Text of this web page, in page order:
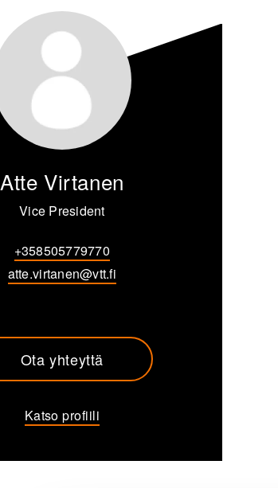
Atte Virtanen
Vice President
+358505779770
atte.virtanen@vtt.fi
Ota yhteyttä
Katso profiili